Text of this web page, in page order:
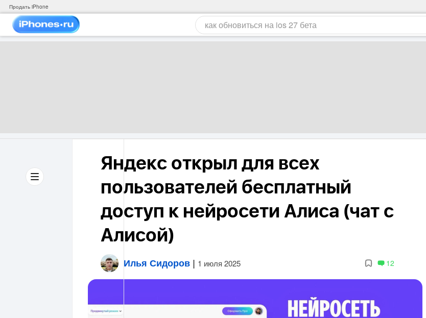
Продать iPhone
Яндекс открыл для всех
пользователей бесплатный
доступ к нейросети Алиса (чат с
Алисой)
Илья Сидоров | 1 июля 2025 12